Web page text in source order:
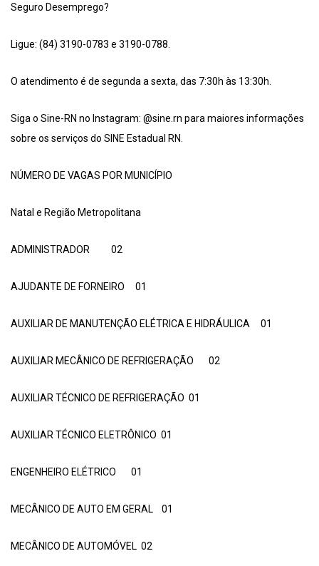
Seguro Desemprego?
Ligue: (84) 3190-0783 e 3190-0788.
O atendimento é de segunda a sexta, das 7:30h às 13:30h.
Siga o Sine-RN no Instagram: @sine.rn para maiores informações
sobre os serviços do SINE Estadual RN.
NÚMERO DE VAGAS POR MUNICÍPIO
Natal e Região Metropolitana
ADMINISTRADOR 02
AJUDANTE DE FORNEIRO 01
AUXILIAR DE MANUTENÇÃO ELÉTRICA E HIDRÁULICA 01
AUXILIAR MECÂNICO DE REFRIGERAÇÃO 02
AUXILIAR TÉCNICO DE REFRIGERAÇÃO 01
AUXILIAR TÉCNICO ELETRÔNICO 01
ENGENHEIRO ELÉTRICO 01
MECÂNICO DE AUTO EM GERAL 01
MECÂNICO DE AUTOMÓVEL 02